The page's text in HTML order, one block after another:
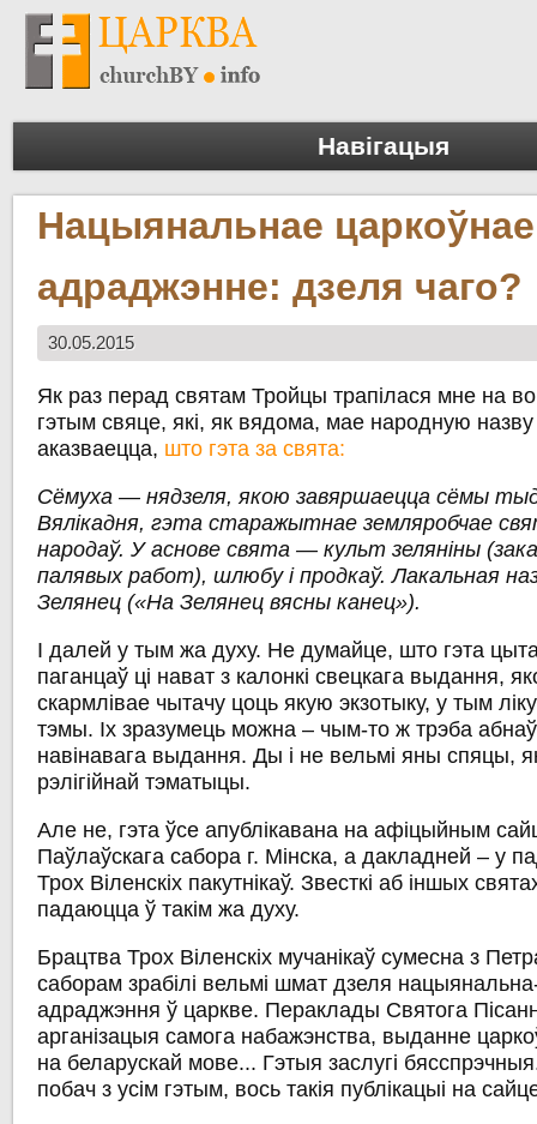
Навігацыя
Нацыянальнае царкоўнае
адраджэнне: дзеля чаго?
30.05.2015
Як раз перад святам Тройцы трапілася мне на
гэтым свяце, які, як вядома, мае народную
аказваецца, што гэта за свята:
Сёмуха — нядзеля, якою завяршаецца сёмы
Вялікадня, гэта старажытнае земляробчае
народаў. У аснове свята — культ зеляніны
палявых работ), шлюбу і продкаў. Лакальная
Зелянец («На Зелянец вясны канец»).
І далей у тым жа духу. Не думайце, што гэта
паганцаў ці нават з калонкі свецкага выдання,
скармлівае чытачу цоць якую экзотыку, у тым
тэмы. Іх зразумець можна – чым-то ж трэба
навінавага выдання. Ды і не вельмі яны спяцы,
рэлігійнай тэматыцы.
Але не, гэта ўсе апублікавана на афіцыйным
Паўлаўскага сабора г. Мінска, а дакладней – у
Трох Віленскіх пакутнікаў. Звесткі аб іншых
падаюцца ў такім жа духу.
Брацтва Трох Віленскіх мучанікаў сумесна з
саборам зрабілі вельмі шмат дзеля
адраджэння ў царкве. Пераклады Святога
арганізацыя самога набажэнства, выданне
на беларускай мове... Гэтыя заслугі
побач з усім гэтым, вось такія публікацыі на